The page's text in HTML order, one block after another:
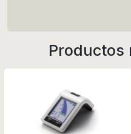
Productos